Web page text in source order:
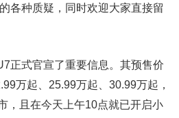
各种质疑，同时欢迎大家直接留
正式官宣了重要信息。其预售价
万起、25.99万起、30.99万起，
，且在今天上午10点就已开启小